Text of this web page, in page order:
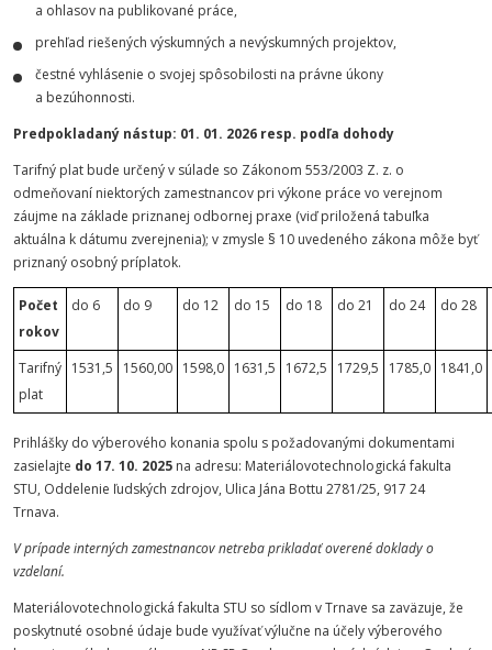
a ohlasov na publikované práce,
prehľad riešených výskumných a nevýskumných projektov,
čestné vyhlásenie o svojej spôsobilosti na právne úkony
a bezúhonnosti.
Predpokladaný nástup: 01. 01. 2026 resp. podľa dohody
Tarifný plat bude určený v súlade so Zákonom 553/2003 Z. z. o
odmeňovaní niektorých zamestnancov pri výkone práce vo verejnom
záujme na základe priznanej odbornej praxe (viď priložená tabuľka
aktuálna k dátumu zverejnenia); v zmysle § 10 uvedeného zákona môže byť
priznaný osobný príplatok.
Počet
rokov
do 6 do 9 do 12 do 15 do 18 do 21 do 24 do 28
Tarifný
plat
1531,5 1560,00 1598,0 1631,5 1672,5 1729,5 1785,0 1841,0
Prihlášky do výberového konania spolu s požadovanými dokumentami
zasielajte do 17. 10. 2025 na adresu: Materiálovotechnologická fakulta
STU, Oddelenie ľudských zdrojov, Ulica Jána Bottu 2781/25, 917 24
Trnava.
V prípade interných zamestnancov netreba prikladať overené doklady o
vzdelaní.
Materiálovotechnologická fakulta STU so sídlom v Trnave sa zaväzuje, že
poskytnuté osobné údaje bude využívať výlučne na účely výberového